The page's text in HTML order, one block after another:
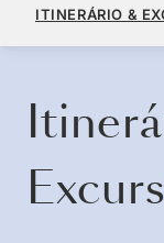
A PARTIR DE
ITINERÁRIO &